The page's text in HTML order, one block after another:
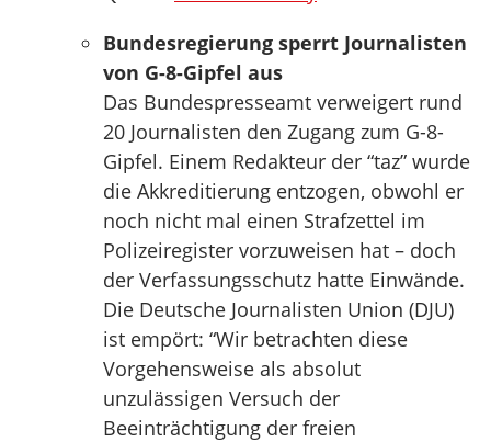
Bundesregierung sperrt Journalisten
von G-8-Gipfel aus
Das Bundespresseamt verweigert rund
20 Journalisten den Zugang zum G-8-
Gipfel. Einem Redakteur der “taz” wurde
die Akkreditierung entzogen, obwohl er
noch nicht mal einen Strafzettel im
Polizeiregister vorzuweisen hat – doch
der Verfassungsschutz hatte Einwände.
Die Deutsche Journalisten Union (DJU)
ist empört: “Wir betrachten diese
Vorgehensweise als absolut
unzulässigen Versuch der
Beeinträchtigung der freien